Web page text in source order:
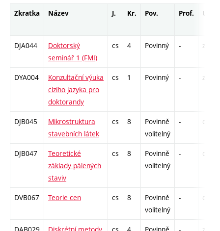
Zkratka Název J. Kr. Pov. Prof. Uk.
DJA044
Doktorský
seminář 1 (FMI)
cs 4 Povinný - zá
DYA004
Konzultační výuka
cizího jazyka pro
doktorandy
cs 1 Povinný - zá
DJB045
Mikrostruktura
stavebních látek
cs 8
Povinně
volitelný
- drzk
DJB047
Teoretické
základy pálených
staviv
cs 8
Povinně
volitelný
- drzk
DVB067 Teorie cen cs 8
Povinně
volitelný
- drzk